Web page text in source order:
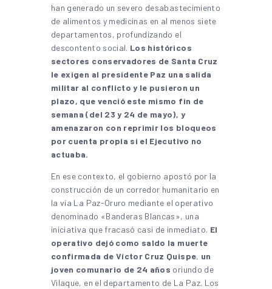
han generado un severo desabastecimiento
de alimentos y medicinas en al menos siete
departamentos, profundizando el
descontento social. Los históricos
sectores conservadores de Santa Cruz
le exigen al presidente Paz una salida
militar al conflicto y le pusieron un
plazo, que venció este mismo fin de
semana (del 23 y 24 de mayo), y
amenazaron con reprimir los bloqueos
por cuenta propia si el Ejecutivo no
actuaba.
En ese contexto, el gobierno apostó por la
construcción de un corredor humanitario en
la vía La Paz-Oruro mediante el operativo
denominado «Banderas Blancas», una
iniciativa que fracasó casi de inmediato. El
operativo dejó como saldo la muerte
confirmada de Víctor Cruz Quispe, un
joven comunario de 24 años oriundo de
Vilaque, en el departamento de La Paz. Los